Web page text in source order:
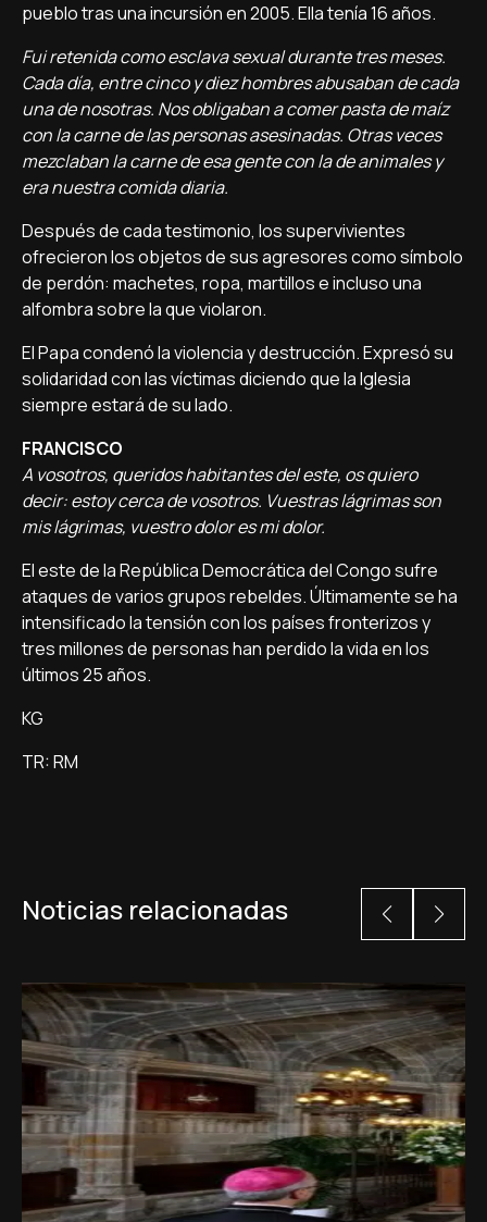
pueblo tras una incursión en 2005. Ella tenía 16 años.
Fui retenida como esclava sexual durante tres meses.
Cada día, entre cinco y diez hombres abusaban de cada
una de nosotras. Nos obligaban a comer pasta de maíz
con la carne de las personas asesinadas. Otras veces
mezclaban la carne de esa gente con la de animales y
era nuestra comida diaria.
Después de cada testimonio, los supervivientes
ofrecieron los objetos de sus agresores como símbolo
de perdón: machetes, ropa, martillos e incluso una
alfombra sobre la que violaron.
El Papa condenó la violencia y destrucción. Expresó su
solidaridad con las víctimas diciendo que la Iglesia
siempre estará de su lado.
FRANCISCO
A vosotros, queridos habitantes del este, os quiero
decir: estoy cerca de vosotros. Vuestras lágrimas son
mis lágrimas, vuestro dolor es mi dolor.
El este de la República Democrática del Congo sufre
ataques de varios grupos rebeldes. Últimamente se ha
intensificado la tensión con los países fronterizos y
tres millones de personas han perdido la vida en los
últimos 25 años.
KG
TR: RM
Noticias relacionadas